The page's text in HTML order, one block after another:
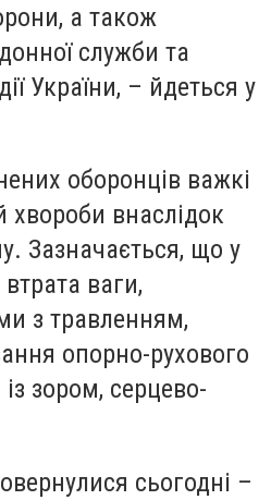
а також
служби та
України, – йдеться у
оборонців важкі
хвороби внаслідок
Зазначається, що у
ваги,
з травленням,
опорно-рухового
зором, серцево-
сьогодні –